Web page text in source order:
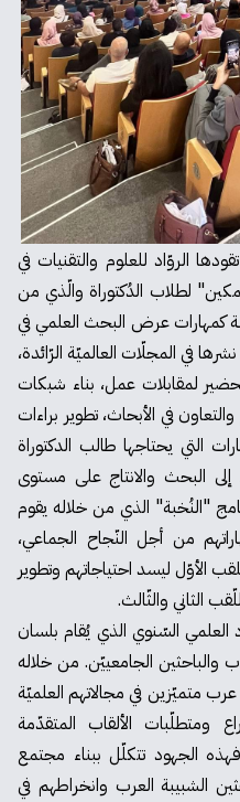
الروّاد للعلوم والتقنيات في
لطلاب الدُكتوراة والّذي من
كمهارات عرض البحث العلمي في
في المجلّات العالميّة الرّائدة،
لمقابلات عمل، بناء شبكات
في الأبحاث، تطوير براءات
التي يحتاجها طالب الدكتوراة
إلى البحث والانتاج على مستوى
"النُخبة" الذي من خلاله يقوم
من أجل النّجاح الجماعي،
الأوّل ليسد احتياجاتهم وتطوير
الثاني والثّالث.
العلمي السّنوي الذي يُقام بلسان
الجامعييّن. من خلاله
متميّزين في مجالاتهم العلميّة
ومتطلّبات الألقاب المتقدّمة
الجهود تتكلّل ببناء مجتمع
الشبيبة العرب وانخراطهم في